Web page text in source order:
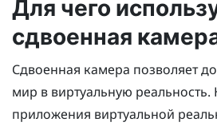
Для чего
сдвоенная
Сдвоенная камера позволяет
мир в виртуальную
приложения виртуальной